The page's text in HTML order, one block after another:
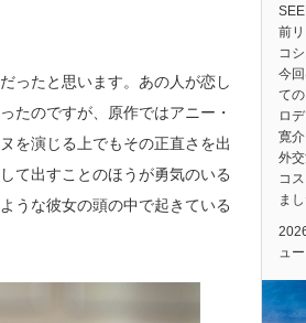
ったと思います。あの人が恋し
たのですが、原作ではアニー・
を演じる上でもその正直さを出
て出すことのほうが勇気のいる
うな彼女の頭の中で起きている
前
コ
今
て
ロ
寛
外
コ
まし
ュー